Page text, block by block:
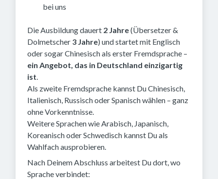
bei uns
Die Ausbildung dauert 2 Jahre(Übersetzer &
Dolmetscher 3 Jahre) und startet mit Englisch
oder sogar Chinesisch als erster Fremdsprache –
ein Angebot, das in Deutschland einzigartig
ist.
Als zweite Fremdsprache kannst Du Chinesisch,
Italienisch, Russisch oder Spanisch wählen – ganz
ohne Vorkenntnisse.
Weitere Sprachen wie Arabisch, Japanisch,
Koreanisch oder Schwedisch kannst Du als
Wahlfach ausprobieren.
Nach Deinem Abschluss arbeitest Du dort, wo
Sprache verbindet: